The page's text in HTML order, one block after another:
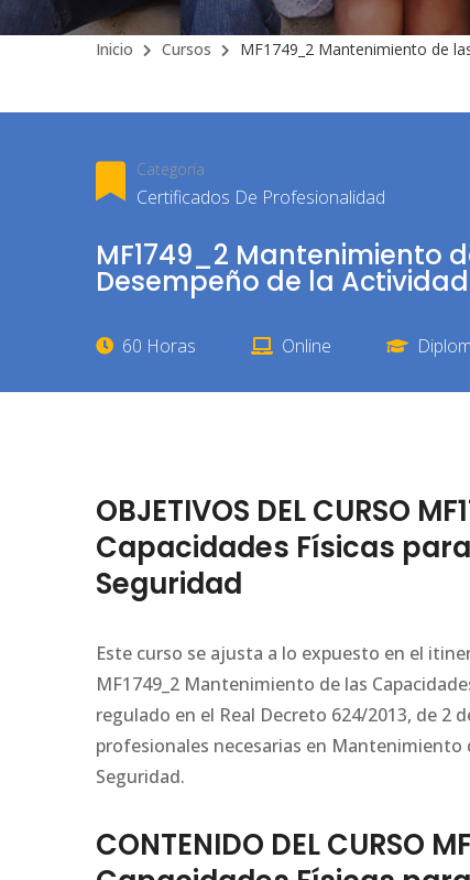
Inicio Cursos MF1749_2 Mantenimiento de
Categoría
Certificados De Profesionalidad
MF1749_2 Mantenimiento
Desempeño de la
60 Horas Online
OBJETIVOS DEL CURSO
Capacidades Físicas
Seguridad
Este curso se ajusta a lo expuesto en el
MF1749_2 Mantenimiento de las
regulado en el Real Decreto 624/2013, de
profesionales necesarias en Mantenimiento
Seguridad.
CONTENIDO DEL CURSO